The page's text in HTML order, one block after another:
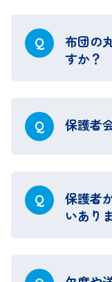
Q
布団の
すか？
Q 保護者
Q
保護者
いあり